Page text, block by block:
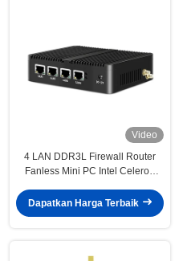
Video
4 LAN DDR3L Firewall Router
Fanless Mini PC Intel Celeron
Dapatkan Harga Terbaik